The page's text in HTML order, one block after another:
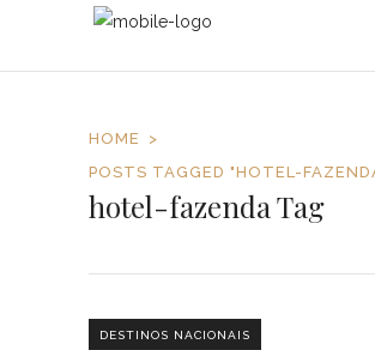
HOME
POSTS TAGGED "HOTEL-
hotel-fazenda Tag
DESTINOS NACIONAIS